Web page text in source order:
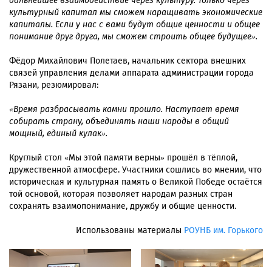
культурный капитал мы сможем наращивать экономические
капиталы. Если у нас с вами будут общие ценности и общее
понимание друг друга, мы сможем строить общее будущее».
Фёдор Михайлович Полетаев, начальник сектора внешних
связей управления делами аппарата администрации города
Рязани, резюмировал:
«Время разбрасывать камни прошло. Наступает время
собирать страну, объединять наши народы в общий
мощный, единый кулак».
Круглый стол «Мы этой памяти верны» прошёл в тёплой,
дружественной атмосфере. Участники сошлись во мнении, что
историческая и культурная память о Великой Победе остаётся
той основой, которая позволяет народам разных стран
сохранять взаимопонимание, дружбу и общие ценности.
Использованы материалы РОУНБ им. Горького